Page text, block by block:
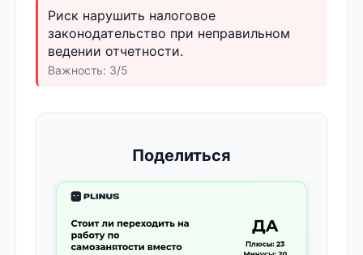
Риск нарушить налоговое
законодательство при неправильном
ведении отчетности.
Важность: 3/5
Поделиться